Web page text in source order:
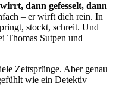
dann gefesselt, dann
– er wirft dich rein. In
stockt, schreit. Und
Thomas Sutpen und
Zeitsprünge. Aber genau
wie ein Detektiv –